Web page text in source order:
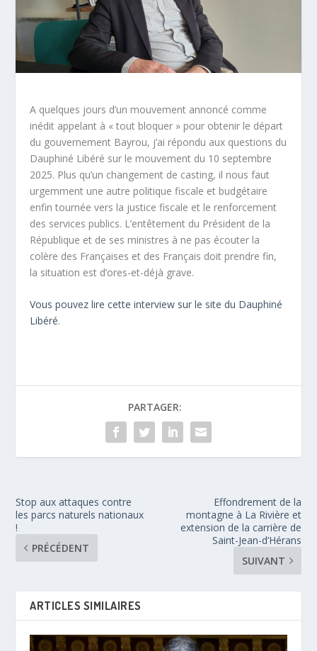
A quelques jours d’un mouvement annoncé comme
inédit appelant à « tout bloquer » pour obtenir le départ
du gouvernement Bayrou, j’ai répondu aux questions du
Dauphiné Libéré sur le mouvement du 10 septembre
2025. Plus qu’un changement de casting, il nous faut
urgemment une autre politique fiscale et budgétaire
enfin tournée vers la justice fiscale et le renforcement
des services publics. L’entêtement du Président de la
République et de ses ministres à ne pas écouter la
colère des Françaises et des Français doit prendre fin,
la situation est d’ores-et-déjà grave.
Vous pouvez lire cette interview sur le site du Dauphiné
Libéré.
PARTAGER:
Stop aux attaques contre
les parcs naturels nationaux
!
PRÉCÉDENT
Effondrement de la
montagne à La Rivière et
extension de la carrière de
Saint-Jean-d’Hérans
SUIVANT
ARTICLES SIMILAIRES